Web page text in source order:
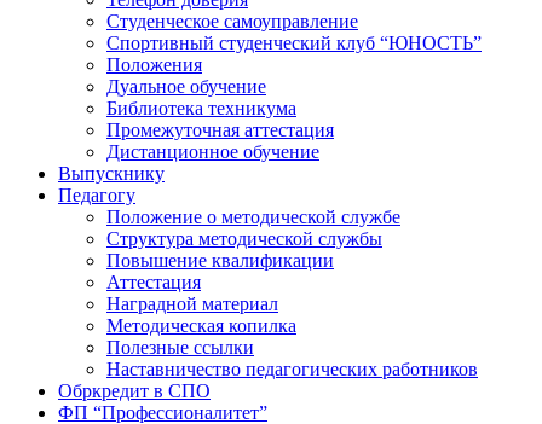
Студенческое самоуправление
Спортивный студенческий клуб “ЮНОСТЬ”
Положения
Дуальное обучение
Библиотека техникума
Промежуточная аттестация
Дистанционное обучение
Выпускнику
Педагогу
Положение о методической службе
Структура методической службы
Повышение квалификации
Аттестация
Наградной материал
Методическая копилка
Полезные ссылки
Наставничество педагогических работников
Обркредит в СПО
ФП “Профессионалитет”